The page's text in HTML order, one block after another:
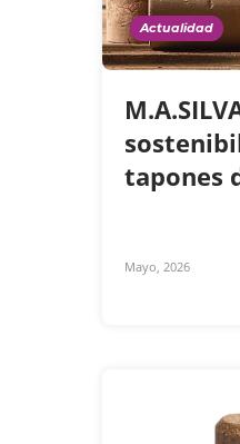
Actualidad
tapones
Mayo, 2026